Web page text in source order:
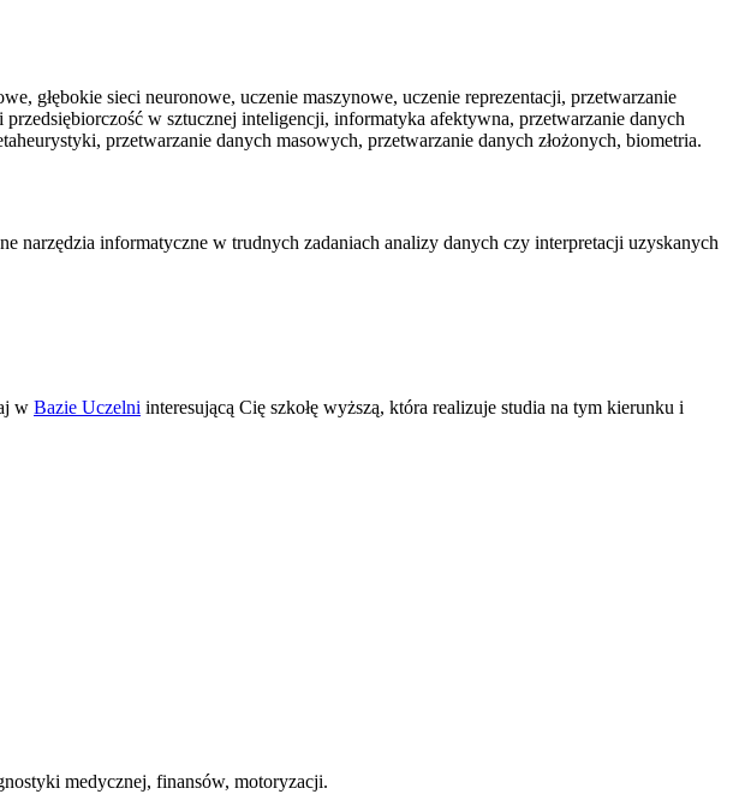
głębokie sieci neuronowe, uczenie maszynowe, uczenie reprezentacji, przetwarzanie
w sztucznej inteligencji, informatyka afektywna, przetwarzanie danych
przetwarzanie danych masowych, przetwarzanie danych złożonych, biometria.
narzędzia informatyczne w trudnych zadaniach analizy danych czy interpretacji uzyskanych
w Bazie Uczelni interesującą Cię szkołę wyższą, która realizuje studia na tym kierunku i
medycznej, finansów, motoryzacji.